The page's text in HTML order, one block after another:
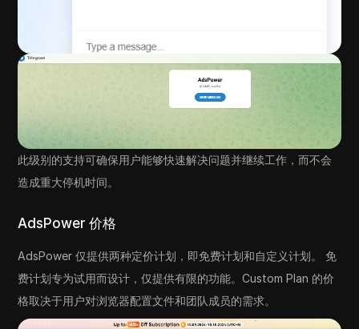
此级别的支持可确保用户能够快速解决问题并继续工作，而不会
造成重大停机时间。
AdsPower 价格
AdsPower 仅提供两种定价计划，即免费计划和自定义计划。 免
费计划专为试用而设计，仅提供有限的功能。Custom Plan 的价
格取决于用户对浏览器配置文件和团队成员的需求。